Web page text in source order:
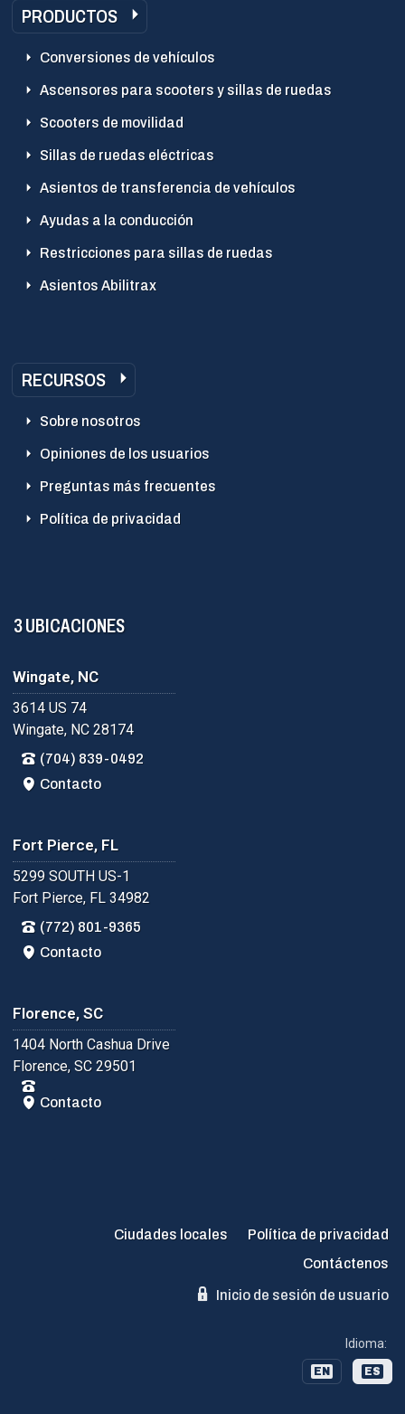
PRODUCTOS
Conversiones de vehículos
Ascensores para scooters y sillas de ruedas
Scooters de movilidad
Sillas de ruedas eléctricas
Asientos de transferencia de vehículos
Ayudas a la conducción
Restricciones para sillas de ruedas
Asientos Abilitrax
RECURSOS
Sobre nosotros
Opiniones de los usuarios
Preguntas más frecuentes
Política de privacidad
3 UBICACIONES
Wingate, NC
3614 US 74
Wingate, NC 28174
(704) 839-0492
Contacto
Fort Pierce, FL
5299 SOUTH US-1
Fort Pierce, FL 34982
(772) 801-9365
Contacto
Florence, SC
1404 North Cashua Drive
Florence, SC 29501
Contacto
Ciudades locales
Política de privacidad
Contáctenos
Inicio de sesión de usuario
Idioma:
EN ES